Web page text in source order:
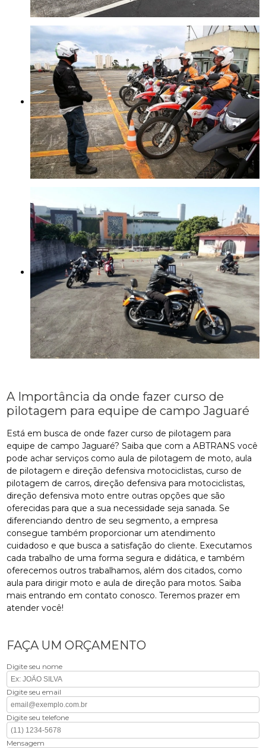
A Importância da onde fazer curso de
pilotagem para equipe de campo Jaguaré
Está em busca de onde fazer curso de pilotagem para
equipe de campo Jaguaré? Saiba que com a ABTRANS você
pode achar serviços como aula de pilotagem de moto, aula
de pilotagem e direção defensiva motociclistas, curso de
pilotagem de carros, direção defensiva para motociclistas,
direção defensiva moto entre outras opções que são
oferecidas para que a sua necessidade seja sanada. Se
diferenciando dentro de seu segmento, a empresa
consegue também proporcionar um atendimento
cuidadoso e que busca a satisfação do cliente. Executamos
cada trabalho de uma forma segura e didática, e também
oferecemos outros trabalhamos, além dos citados, como
aula para dirigir moto e aula de direção para motos. Saiba
mais entrando em contato conosco. Teremos prazer em
atender você!
FAÇA UM ORÇAMENTO
Digite seu nome
Digite seu email
Digite seu telefone
Mensagem